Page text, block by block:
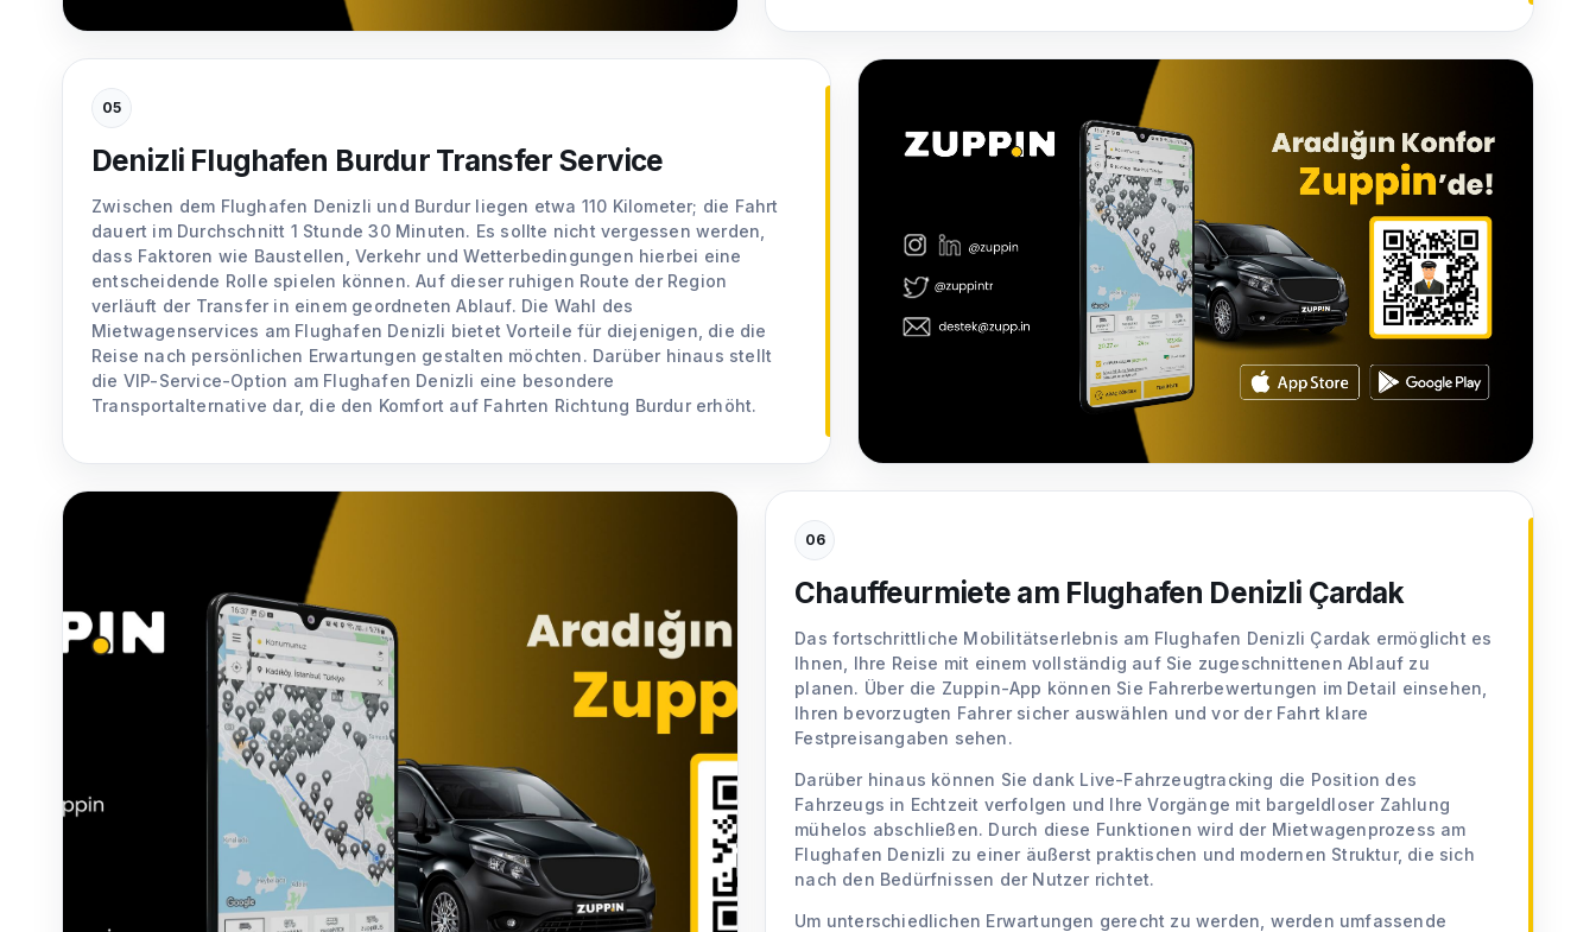
05
Denizli Flughafen Burdur Transfer Service
Zwischen dem Flughafen Denizli und Burdur liegen etwa 110 Kilometer; die Fahrt
dauert im Durchschnitt 1 Stunde 30 Minuten. Es sollte nicht vergessen werden,
dass Faktoren wie Baustellen, Verkehr und Wetterbedingungen hierbei eine
entscheidende Rolle spielen können. Auf dieser ruhigen Route der Region
verläuft der Transfer in einem geordneten Ablauf. Die Wahl des
Mietwagenservices am Flughafen Denizli bietet Vorteile für diejenigen, die die
Reise nach persönlichen Erwartungen gestalten möchten. Darüber hinaus stellt
die VIP-Service-Option am Flughafen Denizli eine besondere
Transportalternative dar, die den Komfort auf Fahrten Richtung Burdur erhöht.
06
Chauffeurmiete am Flughafen Denizli Çardak
Das fortschrittliche Mobilitätserlebnis am Flughafen Denizli Çardak ermöglicht es
Ihnen, Ihre Reise mit einem vollständig auf Sie zugeschnittenen Ablauf zu
planen. Über die Zuppin-App können Sie Fahrerbewertungen im Detail einsehen,
Ihren bevorzugten Fahrer sicher auswählen und vor der Fahrt klare
Festpreisangaben sehen.
Darüber hinaus können Sie dank Live-Fahrzeugtracking die Position des
Fahrzeugs in Echtzeit verfolgen und Ihre Vorgänge mit bargeldloser Zahlung
mühelos abschließen. Durch diese Funktionen wird der Mietwagenprozess am
Flughafen Denizli zu einer äußerst praktischen und modernen Struktur, die sich
nach den Bedürfnissen der Nutzer richtet.
Um unterschiedlichen Erwartungen gerecht zu werden, werden umfassende